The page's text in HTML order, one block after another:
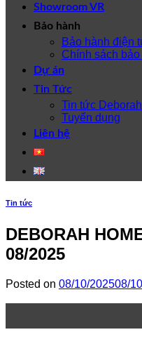
Showroom VR
Bảo hành
Bảo hành điện
Chính sách bảo
Dự án
Tin Tức
Tin tức Deborah
Tuyển dụng
Liên hệ
Tin tức
DEBORAH
08/2025
Posted on 08/10/202508/